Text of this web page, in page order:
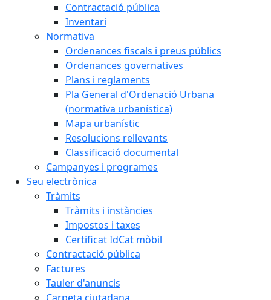
Contractació pública
Inventari
Normativa
Ordenances fiscals i preus públics
Ordenances governatives
Plans i reglaments
Pla General d'Ordenació Urbana
(normativa urbanística)
Mapa urbanístic
Resolucions rellevants
Classificació documental
Campanyes i programes
Seu electrònica
Tràmits
Tràmits i instàncies
Impostos i taxes
Certificat IdCat mòbil
Contractació pública
Factures
Tauler d'anuncis